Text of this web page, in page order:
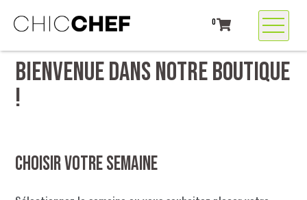
0
BIENVENUE DANS NOTRE BOUTIQUE
!
Choisir votre semaine